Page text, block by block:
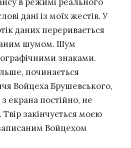
дані із моїх жестів. У
даних переривається
шумом. Шум
знаками.
починається
Войцеха Брушевського,
екрана постійно, не
закінчується моєю
Войцехом